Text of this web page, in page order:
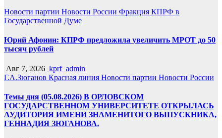
Новости партии Новости России Фракция КПРФ в
Государственной Думе
Юрий Афонин: КПРФ предложила увеличить МРОТ до 50
тысяч рублей
Авг 7, 2026 kprf_admin
Г.А.Зюганов Красная линия Новости партии Новости России
Темы дня (05.08.2026) В ОРЛОВСКОМ
ГОСУДАРСТВЕННОМ УНИВЕРСИТЕТЕ ОТКРЫЛАСЬ
АУДИТОРИЯ ИМЕНИ ЗНАМЕНИТОГО ВЫПУСКНИКА,
ГЕННАДИЯ ЗЮГАНОВА.